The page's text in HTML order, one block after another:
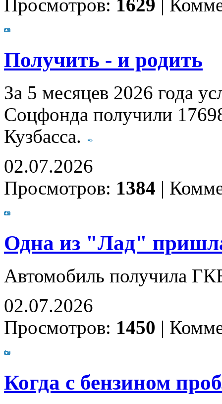
Просмотров: 1629
Получить - и родить
За 5 месяцев 2026 года
Соцфонда получили
Кузбасса.
02.07.2026
Просмотров: 1384 |
Одна из "Лад"
Автомобиль получила
02.07.2026
Просмотров: 1450 |
Когда с бензином